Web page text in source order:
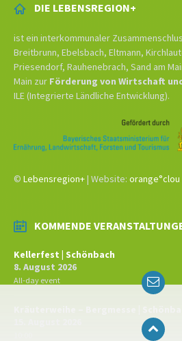
DIE LEBENSREGION+
ist ein interkommunaler
Breitbrunn, Ebelsbach, Eltmann,
Priesendorf, Rauhenebrach, Sand am
Main zur Förderung von Wirtschaft
ILE (Integrierte Ländliche Entwicklung).
© Lebensregion+| Website: orange°clou
KOMMENDE
Kellerfest | Schönbach
8. August 2026
All-day event Email